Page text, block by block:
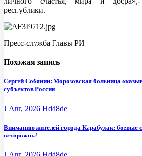
республики.
Пресс-служба Главы РИ
Похожая запись
Сергей Собянин: Морозовская больница
субъектов России
J Авг, 2026 Hdd8de
Вниманию жителей города Карабулак: боевые
осторожны!
J Авг, 2026 Hdd8de